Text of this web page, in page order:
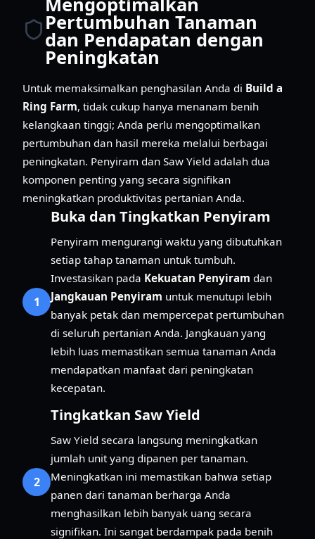
Pertumbuhan Tanaman
dan Pendapatan dengan
Peningkatan
Untuk memaksimalkan penghasilan Anda di Build a
Ring Farm, tidak cukup hanya menanam benih
kelangkaan tinggi; Anda perlu mengoptimalkan
pertumbuhan dan hasil mereka melalui berbagai
peningkatan. Penyiram dan Saw Yield adalah dua
komponen penting yang secara signifikan
meningkatkan produktivitas pertanian Anda.
1
Buka dan Tingkatkan Penyiram
Penyiram mengurangi waktu yang dibutuhkan
setiap tahap tanaman untuk tumbuh.
Investasikan pada Kekuatan Penyiram dan
Jangkauan Penyiram untuk menutupi lebih
banyak petak dan mempercepat pertumbuhan
di seluruh pertanian Anda. Jangkauan yang
lebih luas memastikan semua tanaman Anda
mendapatkan manfaat dari peningkatan
kecepatan.
2
Tingkatkan Saw Yield
Saw Yield secara langsung meningkatkan
jumlah unit yang dipanen per tanaman.
Meningkatkan ini memastikan bahwa setiap
panen dari tanaman berharga Anda
menghasilkan lebih banyak uang secara
signifikan. Ini sangat berdampak pada benih